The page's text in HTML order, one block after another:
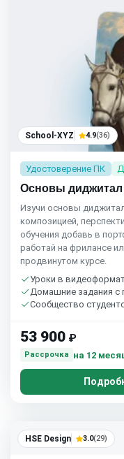
School-XYZ 4.9(36)
Удостоверение ПК
Основы диджитал
Изучи основы
композицией,
обучения добавь в
работай на фрилансе
продвинутом курсе.
Уроки в
Домашние задания с
Сообщество
53 900 ₽
Рассрочка на 12
HSE Design 3.0(29)